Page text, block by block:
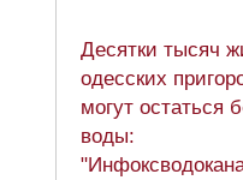
Десятки тысяч
одесских
могут остаться
воды: